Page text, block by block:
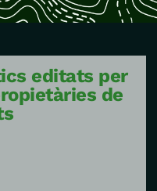
editats per
de